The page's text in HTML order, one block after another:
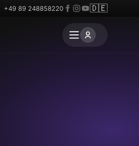
+49 89 248858220 🇩🇪